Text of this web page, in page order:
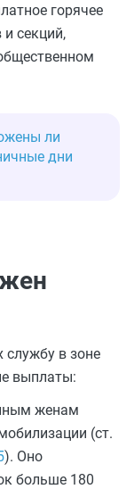
горячее
секций,
ли
дни
в зоне
выплаты:
женам
(ст.
). Оно
больше 180